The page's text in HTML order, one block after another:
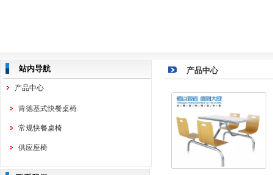
站内导航
产品中心
肯德基式快餐桌椅
常规快餐桌椅
供应座椅
产品中心